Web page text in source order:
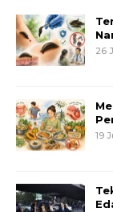
26
19